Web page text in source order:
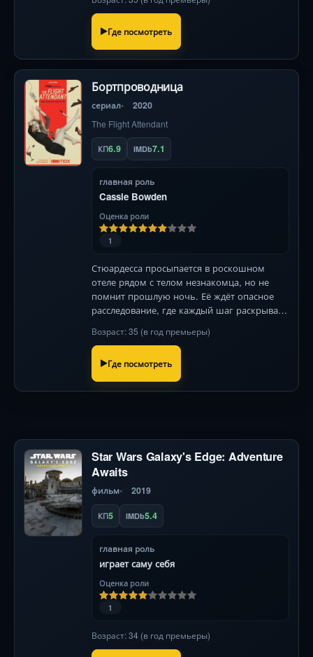
Где посмотреть
Бортпроводница
сериал 2020
The Flight Attendant
КП6.9 IMDb7.1
главная роль
Cassie Bowden
Оценка роли
1
Стюардесса просыпается в роскошном
отеле рядом с телом незнакомца, но не
помнит прошлую ночь. Её ждёт опасное
расследование, где каждый шаг раскрывает
149 символов
Возраст: 35 (в год премьеры)
Где посмотреть
Star Wars Galaxy's Edge: Adventure
Awaits
фильм 2019
КП5 IMDb5.4
главная роль
играет саму себя
Оценка роли
1
Возраст: 34 (в год премьеры)